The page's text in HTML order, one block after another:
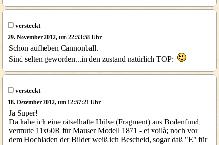
versteckt
29. November 2012, um 22:53:58 Uhr
Schön aufheben Cannonball.
Sind selten geworden...in den zustand natürlich TOP:
versteckt
18. Dezember 2012, um 12:57:21 Uhr
Ja Super!
Da habe ich eine rätselhafte Hülse (Fragment) aus Bodenfund,
vermute 11x60R für Mauser Modell 1871 - et voilà; noch vor
dem Hochladen der Bilder weiß ich Bescheid, sogar daß "E" für